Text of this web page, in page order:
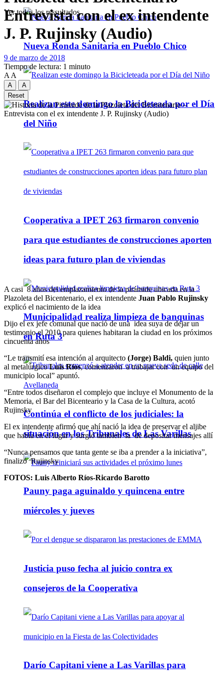
Nueva Ronda Sanitaria en Pueblo Chico
Realizan este domingo la Bicicleteada por el Día
del Niño
Cooperativa a IPET 263 firmaron convenio
para que estudiantes de construcciones aporten
ideas para futuro plan de viviendas
Municipalidad realiza limpieza de banquinas
en Ruta 3
Continúa el conflicto de los judiciales: la
situación en los Tribunales de Las Varillas
Pauny paga aguinaldo y quincena entre
miércoles y jueves
Justicia puso fecha al juicio contra ex
consejeros de la Cooperativa
Darío Capitani viene a Las Varillas para
Ver todos los ressultados
Entrevista con el ex intendente
J. P. Rujinsky (Audio)
9 de marzo de 2018
Tiempo de lectura: 1 minuto
A A
A
A
Reset
A casi 8 años del emplazamiento de la pirámide ubicada en la
Plazoleta del Bicentenario, el ex intendente Juan Pablo Rujinsky
explicó el nacimiento de la idea
Dijo el ex jefe comunal que nació de una idea suya de dejar un
testimonio el 2010 para quienes habitaran la ciudad en los próximos
cincuenta años
“Le transmití esa intención al arquitecto (Jorge) Baldi, quien junto
al metalúrgicoLuis Ríos, comenzaron a trabajar con un equipo del
municipio local” apuntó.
“Entre todos diseñaron el complejo que incluye el Monumento de la
Memoria, el Bar del Bicenteario y la Casa de la Cultura, acotó
Rujinsky
El ex intendente afirmó que ahí nació la idea de preservar el aljibe
que había en el lugar y surgió también la de depositar mensajes allí
“Nunca pensamos que tanta gente se iba a prender a la iniciativa”,
finalizó Rujinsky
FOTOS: Luis Alberto Ríos-Ricardo Barotto